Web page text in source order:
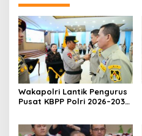
Wakapolri Lantik Pengurus
Pusat KBPP Polri 2026–2031,